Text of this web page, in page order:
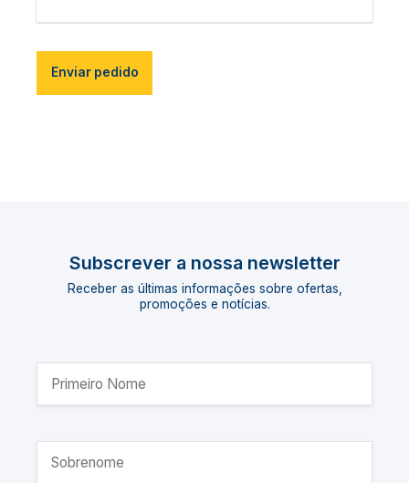
Enviar pedido
Subscrever a nossa newsletter
Receber as últimas informações sobre ofertas,
promoções e notícias.